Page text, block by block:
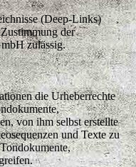
(Deep-Links)
der
zulässig.
die Urheberrechte
von ihm selbst erstellte
und Texte zu